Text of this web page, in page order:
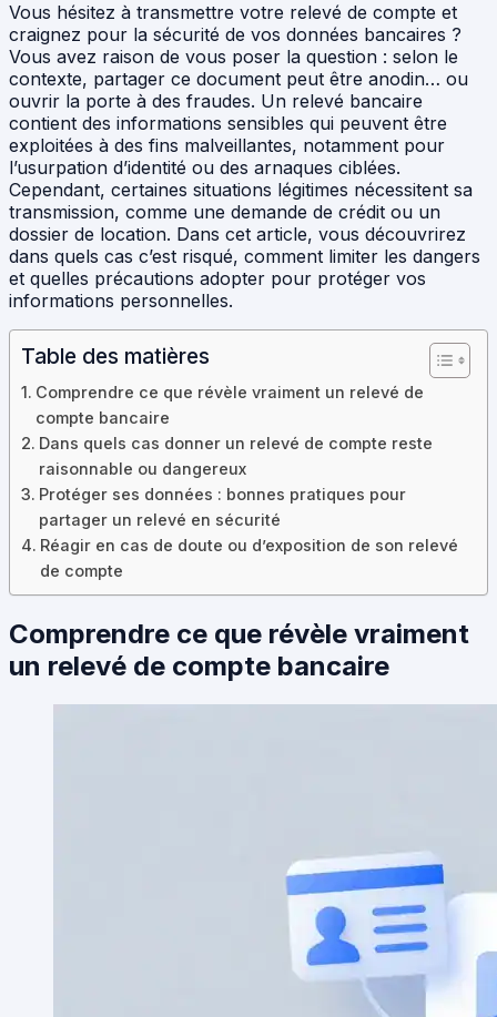
Vous hésitez à transmettre votre relevé de compte et
craignez pour la sécurité de vos données bancaires ?
Vous avez raison de vous poser la question : selon le
contexte, partager ce document peut être anodin… ou
ouvrir la porte à des fraudes. Un relevé bancaire
contient des informations sensibles qui peuvent être
exploitées à des fins malveillantes, notamment pour
l’usurpation d’identité ou des arnaques ciblées.
Cependant, certaines situations légitimes nécessitent sa
transmission, comme une demande de crédit ou un
dossier de location. Dans cet article, vous découvrirez
dans quels cas c’est risqué, comment limiter les dangers
et quelles précautions adopter pour protéger vos
informations personnelles.
Table des matières
Comprendre ce que révèle vraiment un relevé de
compte bancaire
Dans quels cas donner un relevé de compte reste
raisonnable ou dangereux
Protéger ses données : bonnes pratiques pour
partager un relevé en sécurité
Réagir en cas de doute ou d’exposition de son relevé
de compte
Comprendre ce que révèle vraiment
un relevé de compte bancaire